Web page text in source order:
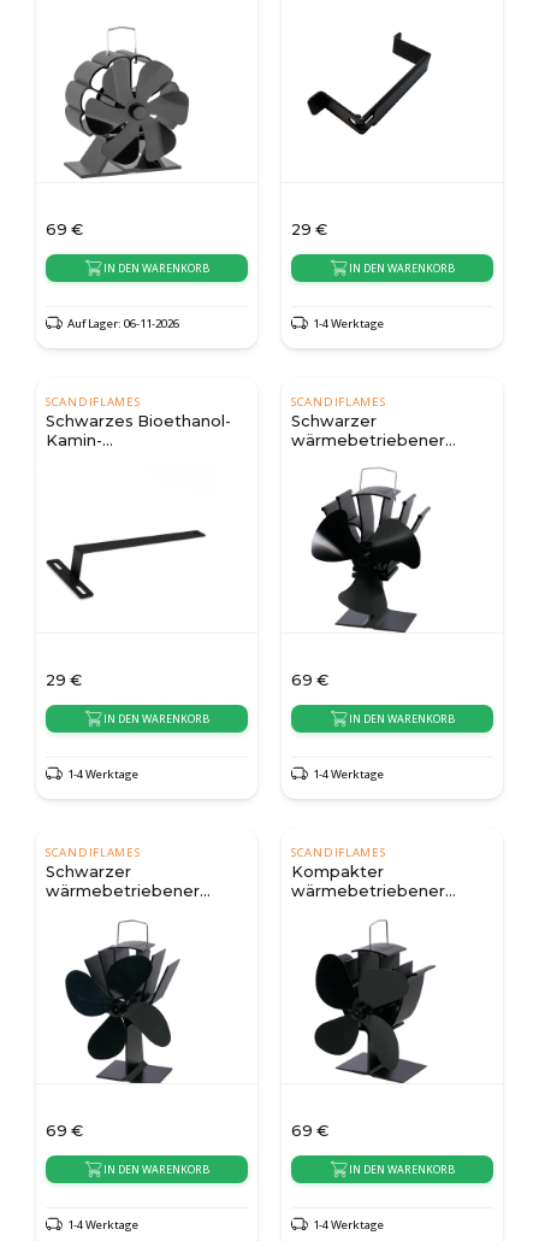
69 €
IN DEN WARENKORB
Auf Lager: 06-11-2026
29 €
IN DEN WARENKORB
1-4 Werktage
SCANDIFLAMES
Schwarzes Bioethanol-
Kamin-
29 €
IN DEN WARENKORB
1-4 Werktage
SCANDIFLAMES
Schwarzer
wärmebetriebener
69 €
IN DEN WARENKORB
1-4 Werktage
SCANDIFLAMES
Schwarzer
wärmebetriebener
69 €
IN DEN WARENKORB
1-4 Werktage
SCANDIFLAMES
Kompakter
wärmebetriebener
69 €
IN DEN WARENKORB
1-4 Werktage